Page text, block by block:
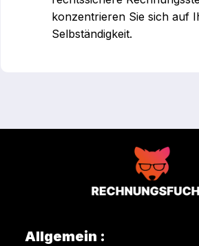
konzentrieren Sie sich auf
Selbständigkeit.
Allgemein :